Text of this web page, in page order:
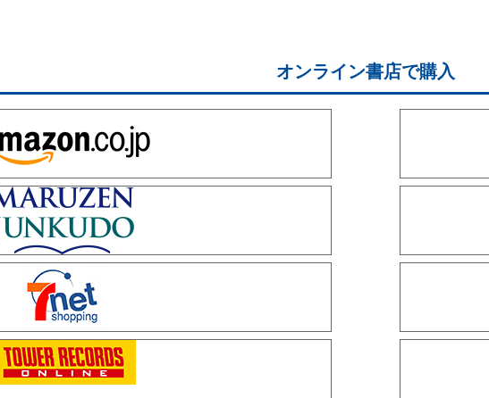
オンライン書店で購入